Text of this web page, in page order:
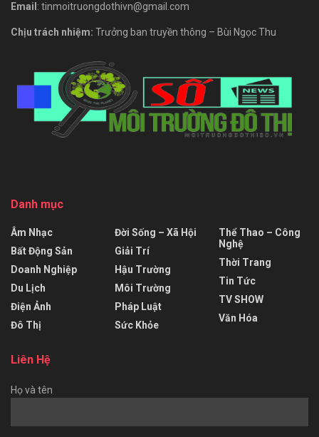
Email : tinmoitruongdothivn@gmail.com
Chịu trách nhiệm: Trưởng ban truyền thông – Bùi Ngọc Thu
Danh mục
Âm Nhạc
Bất Động Sản
Doanh Nghiệp
Du Lịch
Điện Ảnh
Đô Thị
Đời Sống – Xã Hội
Giải Trí
Hậu Trường
Môi Trường
Pháp Luật
Sức Khỏe
Thể Thao – Công
Nghệ
Thời Trang
Tin Tức
TV SHOW
Văn Hóa
Liên Hệ
Họ và tên